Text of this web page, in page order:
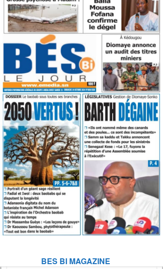
BES BI MAGAZINE